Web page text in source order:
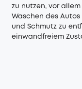
zu nutzen, vor
Waschen des
und Schmutz zu
einwandfreiem